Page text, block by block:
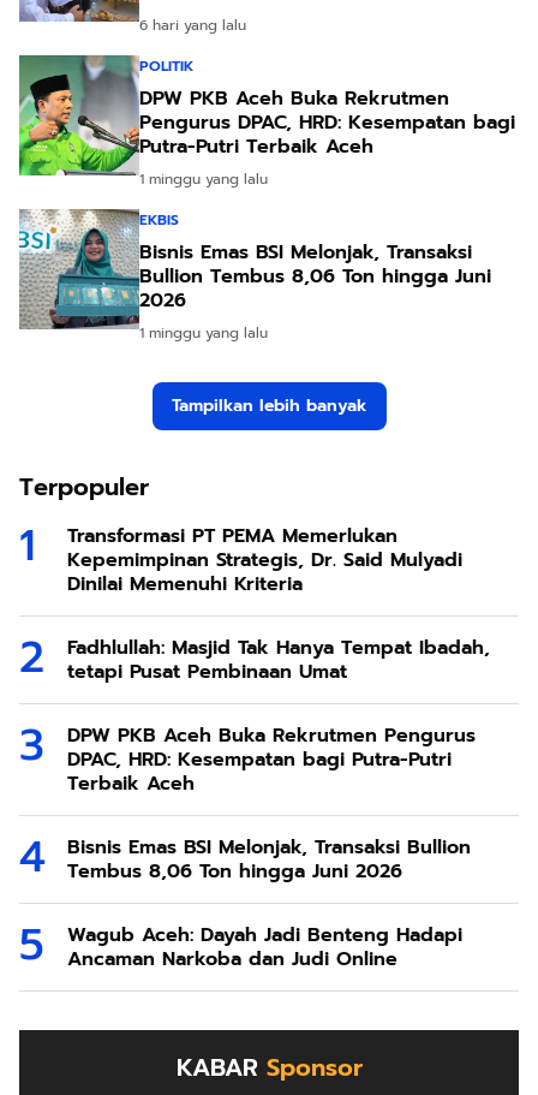
6 hari yang lalu
POLITIK
DPW PKB Aceh Buka Rekrutmen
Pengurus DPAC, HRD: Kesempatan bagi
Putra-Putri Terbaik Aceh
1 minggu yang lalu
EKBIS
Bisnis Emas BSI Melonjak, Transaksi
Bullion Tembus 8,06 Ton hingga Juni
2026
1 minggu yang lalu
Tampilkan lebih banyak
Terpopuler
Transformasi PT PEMA Memerlukan
Kepemimpinan Strategis, Dr. Said Mulyadi
Dinilai Memenuhi Kriteria
Fadhlullah: Masjid Tak Hanya Tempat Ibadah,
tetapi Pusat Pembinaan Umat
DPW PKB Aceh Buka Rekrutmen Pengurus
DPAC, HRD: Kesempatan bagi Putra-Putri
Terbaik Aceh
Bisnis Emas BSI Melonjak, Transaksi Bullion
Tembus 8,06 Ton hingga Juni 2026
Wagub Aceh: Dayah Jadi Benteng Hadapi
Ancaman Narkoba dan Judi Online
KABAR Sponsor